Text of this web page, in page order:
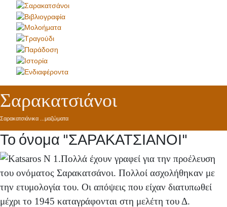
Σαρακατσιάνοι
Σαρακατσιάνικα ...μαζώματα
Το όνομα "ΣΑΡΑΚΑΤΣΙΑΝΟΙ"
1.Πολλά έχουν γραφεί για την προέλευση
του ονόματος Σαρακατσάνοι. Πολλοί ασχολήθηκαν με
την ετυμολογία του. Οι απόψεις που είχαν διατυπωθεί
μέχρι το 1945 κα­ταγράφονται στη μελέτη του Δ.